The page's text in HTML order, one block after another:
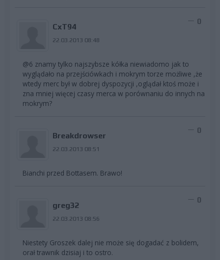
CxT94
22.03.2013 08:48
0
@6 znamy tylko najszybsze kółka niewiadomo jak to
wyglądało na przejściówkach i mokrym torze możliwe ,że
wtedy merc był w dobrej dyspozycji ,oglądał ktoś może i
zna mniej więcej czasy merca w porównaniu do innych na
mokrym?
Breakdrowser
22.03.2013 08:51
0
Bianchi przed Bottasem. Brawo!
greg32
22.03.2013 08:56
0
Niestety Groszek dalej nie może się dogadać z bolidem,
orał trawnik dzisiaj i to ostro.